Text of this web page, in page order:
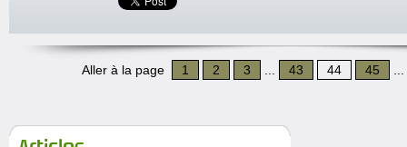
Aller à la page 1 2 3 43 44 45